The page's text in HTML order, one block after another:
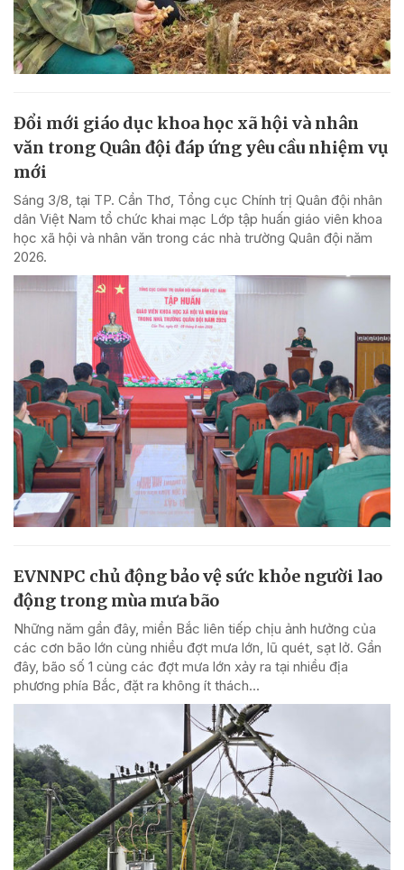
Đổi mới giáo dục khoa học xã hội và nhân
văn trong Quân đội đáp ứng yêu cầu nhiệm vụ
mới
Sáng 3/8, tại TP. Cần Thơ, Tổng cục Chính trị Quân đội nhân
dân Việt Nam tổ chức khai mạc Lớp tập huấn giáo viên khoa
học xã hội và nhân văn trong các nhà trường Quân đội năm
2026.
EVNNPC chủ động bảo vệ sức khỏe người lao
động trong mùa mưa bão
Những năm gần đây, miền Bắc liên tiếp chịu ảnh hưởng của
các cơn bão lớn cùng nhiều đợt mưa lớn, lũ quét, sạt lở. Gần
đây, bão số 1 cùng các đợt mưa lớn xảy ra tại nhiều địa
phương phía Bắc, đặt ra không ít thách...